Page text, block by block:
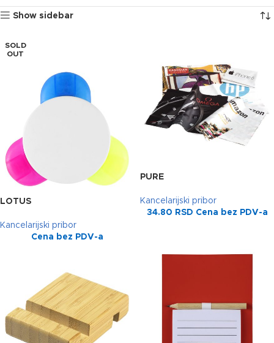
Show sidebar
SOLD
OUT
LOTUS
Kancelarijski pribor
Cena bez PDV-a
PURE
Kancelarijski pribor
34.80 RSD Cena bez PDV-a